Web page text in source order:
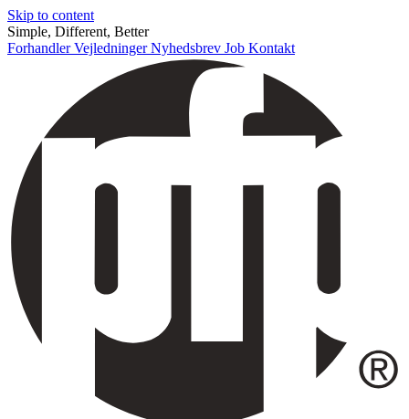
Skip to content
Simple, Different, Better
ForhandlerVejledningerNyhedsbrev Job Kontakt